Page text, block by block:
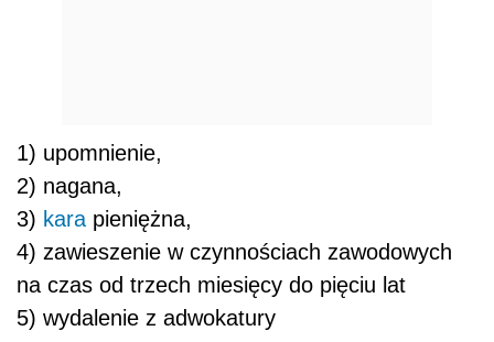
1) upomnienie,
2) nagana,
3) kara pieniężna,
4) zawieszenie w czynnościach zawodowych
na czas od trzech miesięcy do pięciu lat
5) wydalenie z adwokatury